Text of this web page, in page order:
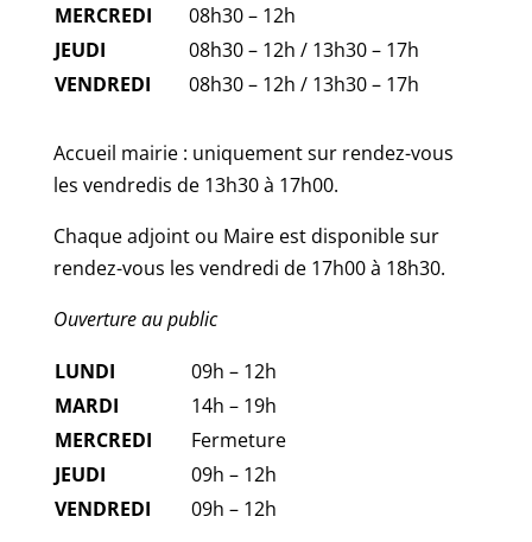
MERCREDI
08h30 – 12h
JEUDI
08h30 – 12h / 13h30 – 17h
VENDREDI
08h30 – 12h / 13h30 – 17h
Accueil mairie : uniquement sur rendez-vous
les vendredis de 13h30 à 17h00.
Chaque adjoint ou Maire est disponible sur
rendez-vous les vendredi de 17h00 à 18h30.
Ouverture au public
LUNDI
09h – 12h
MARDI
14h – 19h
MERCREDI
Fermeture
JEUDI
09h – 12h
VENDREDI
09h – 12h